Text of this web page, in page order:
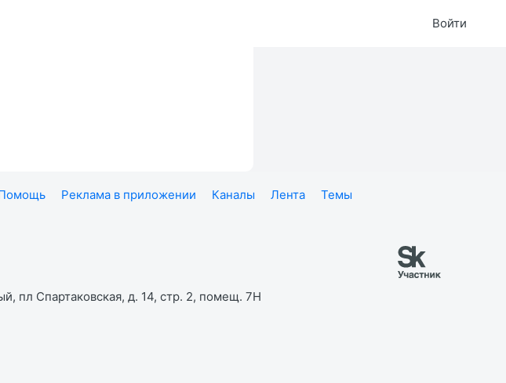
Войти
Реклама в приложении Каналы Лента
Темы
пл Спартаковская, д. 14, стр. 2, помещ. 7Н